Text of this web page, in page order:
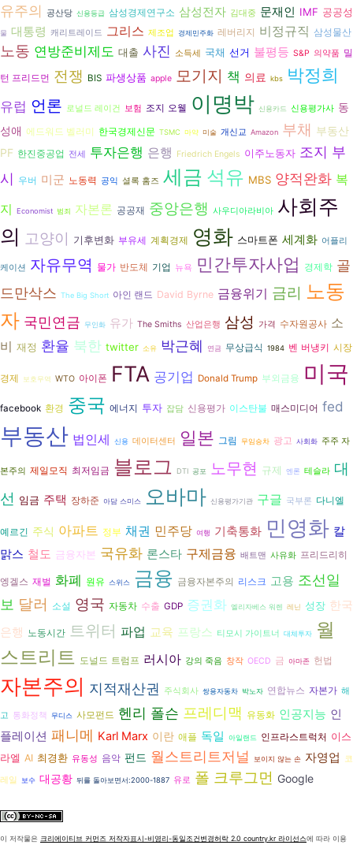
유주의
공산당 신용등급 삼성경제연구소 삼성전자 김대중 문재인 IMF 공공성
물 대통령 캐리트레이드 그리스 제조업 경제민주화 레버리지 비정규직 삼성물산
노동 연방준비제도 대출 사진 소득세 국채 선거 불평등 S&P 의약품 밀
턴 프리드먼 전쟁 BIS 파생상품 apple 모기지 책 의료 kbs 박정희
유럽 언론 로널드 레이건 보험 조지 오웰 이명박 신용카드 신용평가사 동
성애 에드워드 벨러미 한국경제신문 TSMC 마약 미술 개신교 Amazon 부채 부동산
PF 한진중공업 전세 투자은행 은행 Friedrich Engels 이주노동자 조지 부
시 우버 미군 노동력 공익 셜록 홈즈 세금 석유 MBS 양적완화 복
지
Economist 범죄 자본론 공공재 중앙은행 사우디아라비아 사회주
의 고양이 기후변화 부유세 계획경제 영화 스마트폰 세계화 어플리
케이션 자유무역 물가 반도체 기업 뉴욕 민간투자사업 경제학 골
드만삭스 The Big Short 아인 랜드 David Byrne 금융위기 금리 노동
자 국민연금 무인화 유가 The Smiths 산업은행 삼성 가격 수자원공사 소
비 재정 환율 북한 twitter 소유 박근혜 연금 무상급식 1984 벤 버냉키 시장
경제 보호무역 WTO 아이폰 FTA 공기업 Donald Trump 부외금융 미국
facebook 환경 중국 에너지 투자 잡담 신용평가 이스탄불 매스미디어 fed
부동산 법인세 신용 데이터센터 일본 그림 무임승차 광고 사회화 주주 자
본주의 제일모직 최저임금 블로그 DTI 공포 노무현 규제 엔론 테슬라 대
선 임금 주택 장하준 아담 스미스 오바마 신용평가기관 구글 국부론 다니엘
예르긴 주식 아파트 정부 채권 민주당 여행 기축통화 민영화 칼
맑스 철도 금융자본 국유화 론스타 구제금융 배트맨 사유화 프리드리히
엥겔스 재벌 화폐 원유 스위스 금융 금융자본주의 리스크 고용 조선일
보 달러 소설 영국 자동차 수출 GDP 증권화 엘리자베스 워렌 레닌 성장 한국
은행
노동시간 트위터 파업 교육 프랑스 티모시 가이트너 대체투자
월
스트리트 도널드 트럼프 러시아 강의 죽음 창작 OECD 금 아마존 헌법
자본주의 지적재산권 주식회사 쌍용자동차 박노자 연합뉴스 자본가 해
고 통화정책 무디스 사모펀드 헨리 폴슨 프레디맥 유동화 인공지능 인
플레이션 패니메 Karl Marx 이란 애플 독일 아일랜드 인프라스트럭처 이스
라엘 AI 최경환 유동성 음악 펀드 월스트리트저널 보이지 않는 손 자영업 코
레일 보수 대공황 뒤를 돌아보면서:2000-1887 유로 폴 크루그먼 Google
이 저작물은 크리에이티브 커먼즈 저작자표시-비영리-동일조건변경허락 2.0 country.kr 라이선스에 따라 이용